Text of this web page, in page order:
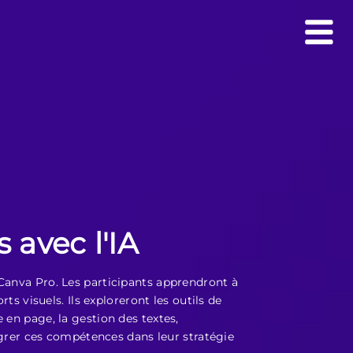
avec l'IA
Pro. Les participants apprendront à
visuels. Ils exploreront les outils de
page, la gestion des textes,
ces compétences dans leur stratégie